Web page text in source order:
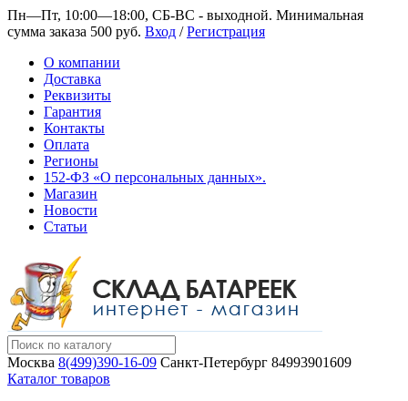
Пн—Пт, 10:00—18:00, СБ-ВС - выходной. Минимальная
сумма заказа 500 руб. Вход /Регистрация
О компании
Доставка
Реквизиты
Гарантия
Контакты
Оплата
Регионы
152-ФЗ «О персональных данных».
Магазин
Новости
Статьи
Москва 8(499)390-16-09 Санкт-Петербург 84993901609
Каталог товаров